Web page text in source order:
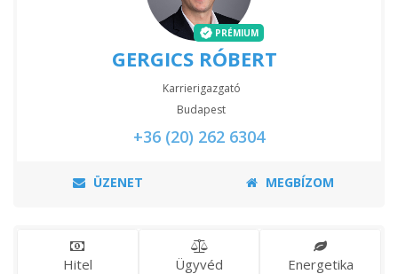
PRÉMIUM
GERGICS RÓBERT
Karrierigazgató
Budapest
+36 (20) 262 6304
ÜZENET MEGBÍZOM
Hitel Ügyvéd Energetika